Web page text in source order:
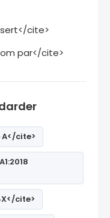
cite>
par</cite>
A</cite>
cite>